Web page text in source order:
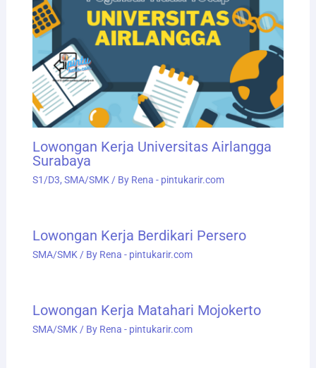
Lowongan Kerja Universitas Airlangga
Surabaya
S1/D3, SMA/SMK / By Rena - pintukarir.com
Lowongan Kerja Berdikari Persero
SMA/SMK / By Rena - pintukarir.com
Lowongan Kerja Matahari Mojokerto
SMA/SMK / By Rena - pintukarir.com